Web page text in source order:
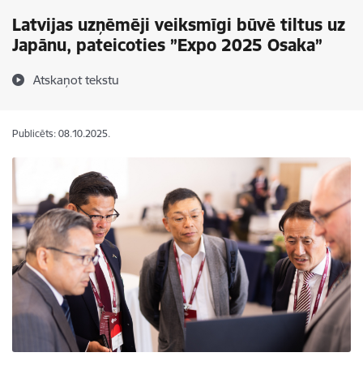
Latvijas uzņēmēji veiksmīgi būvē tiltus uz
Japānu, pateicoties ”Expo 2025 Osaka”
Atskaņot tekstu
Publicēts: 08.10.2025.